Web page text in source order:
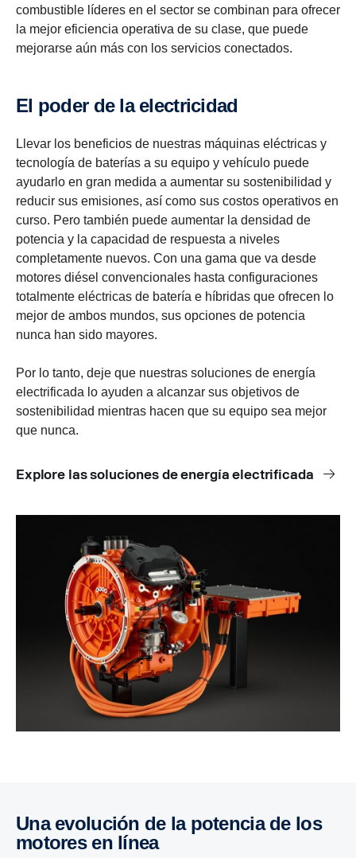
combustible líderes en el sector se combinan para ofrecer
la mejor eficiencia operativa de su clase, que puede
mejorarse aún más con los servicios conectados.
El poder de la electricidad
Llevar los beneficios de nuestras máquinas eléctricas y
tecnología de baterías a su equipo y vehículo puede
ayudarlo en gran medida a aumentar su sostenibilidad y
reducir sus emisiones, así como sus costos operativos en
curso. Pero también puede aumentar la densidad de
potencia y la capacidad de respuesta a niveles
completamente nuevos. Con una gama que va desde
motores diésel convencionales hasta configuraciones
totalmente eléctricas de batería e híbridas que ofrecen lo
mejor de ambos mundos, sus opciones de potencia
nunca han sido mayores.
Por lo tanto, deje que nuestras soluciones de energía
electrificada lo ayuden a alcanzar sus objetivos de
sostenibilidad mientras hacen que su equipo sea mejor
que nunca.
Explore las soluciones de energía electrificada
Una evolución de la potencia de los
motores en línea